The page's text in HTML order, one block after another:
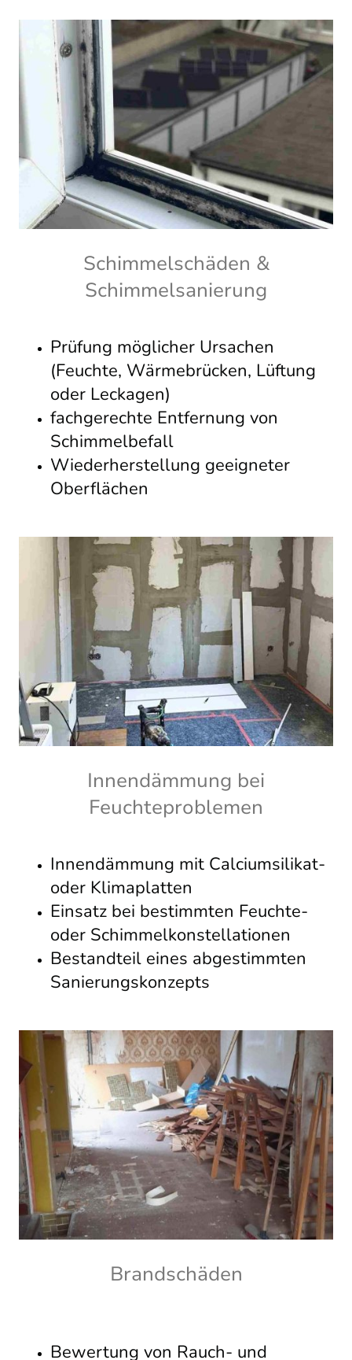
Schimmelschäden &
Schimmelsanierung
Prüfung möglicher Ursachen
(Feuchte, Wärmebrücken, Lüftung
oder Leckagen)
fachgerechte Entfernung von
Schimmelbefall
Wiederherstellung geeigneter
Oberflächen
Innendämmung bei
Feuchteproblemen
Innendämmung mit Calciumsilikat-
oder Klimaplatten
Einsatz bei bestimmten Feuchte-
oder Schimmelkonstellationen
Bestandteil eines abgestimmten
Sanierungskonzepts
Brandschäden
Bewertung von Rauch- und